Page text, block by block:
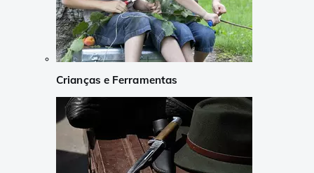
Crianças e Ferramentas